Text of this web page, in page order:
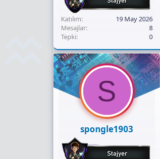
Katılım
19 May 2026
Mesajlar
8
Tepki
0
S
spongle1903